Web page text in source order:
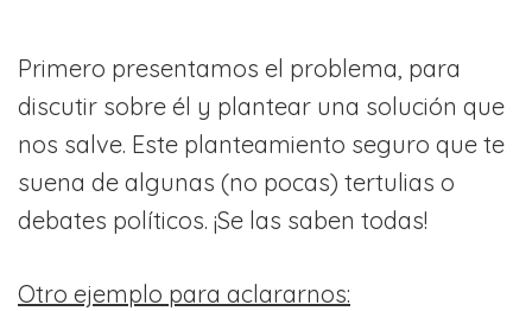
Primero presentamos el problema, para
discutir sobre él y plantear una solución que
nos salve. Este planteamiento seguro que te
suena de algunas (no pocas) tertulias o
debates políticos. ¡Se las saben todas!
Otro ejemplo para aclararnos: